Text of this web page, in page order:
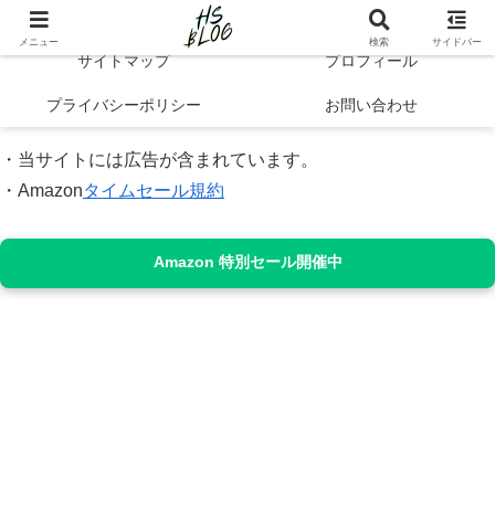
Hibi no Shikou | 最新トレンドで知るシンプルライフと自己成長
サイトマップ プロフィール
プライバシーポリシー お問い合わせ
・当サイトには広告が含まれています。
・Amazonタイムセール規約
Amazon 特別セール開催中
メニュー 検索 サイドバー